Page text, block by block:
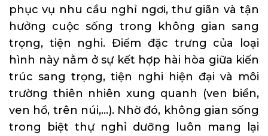
phục vụ nhu cầu nghỉ ngơi, thư giãn và tận
hưởng cuộc sống trong không gian sang
trọng, tiện nghi. Điểm đặc trưng của loại
hình này nằm ở sự kết hợp hài hòa giữa kiến
trúc sang trọng, tiện nghi hiện đại và môi
trường thiên nhiên xung quanh (ven biển,
ven hồ, trên núi,…). Nhờ đó, không gian sống
trong biệt thự nghỉ dưỡng luôn mang lại